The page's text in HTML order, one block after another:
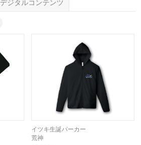
デジタルコンテンツ
イツキ生誕パーカー
荒神